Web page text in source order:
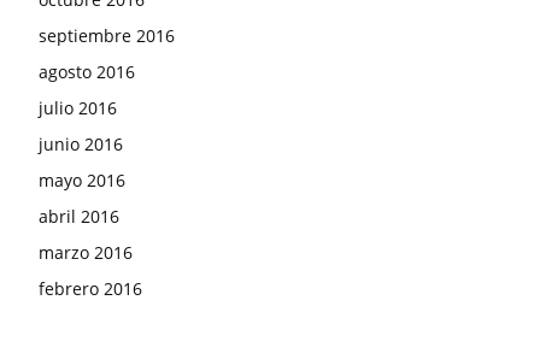
septiembre 2016
agosto 2016
julio 2016
junio 2016
mayo 2016
abril 2016
marzo 2016
febrero 2016